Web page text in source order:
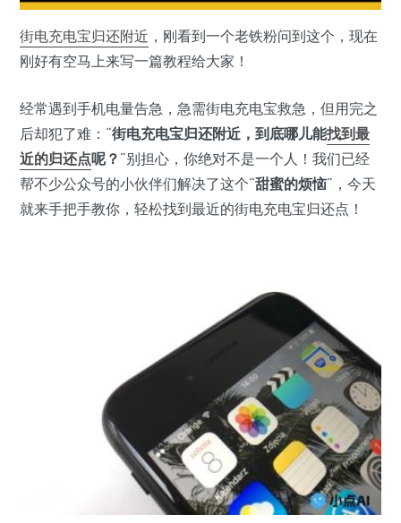
街电充电宝归还附近 ，刚看到一个老铁粉问到这个，现在
刚好有空马上来写一篇教程给大家！
经常遇到手机电量告急，急需街电充电宝救急，但用完之
后却犯了难：“街电充电宝归还附近，到底哪儿能找到最
近的归还点呢？ ”别担心，你绝对不是一个人！我们已经
帮不少公众号的小伙伴们解决了这个“甜蜜的烦恼”，今天
就来手把手教你，轻松找到最近的街电充电宝归还点！